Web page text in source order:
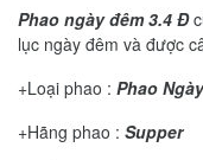
Phao ngày đêm 3.4 Đ
lục ngày đêm và được
+Loại phao : Phao
+Hãng phao : Supper